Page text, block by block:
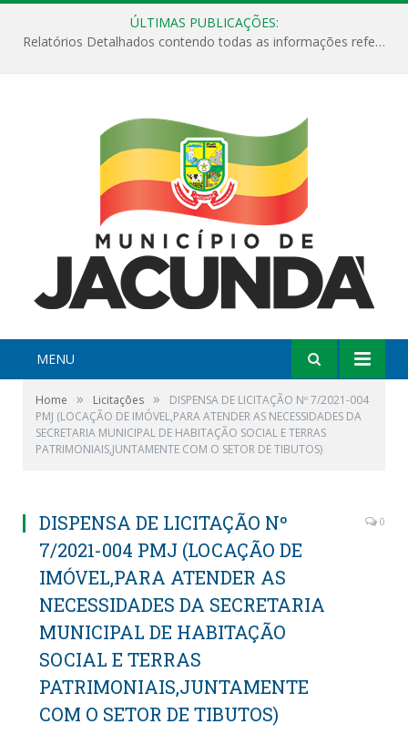
ÚLTIMAS PUBLICAÇÕES:
Relatórios Detalhados contendo todas as informações referentes a execução de recursos destinados ao fomento de projetos culturais no Município de Jacundá entre os anos de 2022 ao presente ano de 2026.
MENU
Home » Licitações »
DISPENSA DE LICITAÇÃO Nº 7/2021-004
PMJ (LOCAÇÃO DE IMÓVEL,PARA ATENDER AS NECESSIDADES DA
SECRETARIA MUNICIPAL DE HABITAÇÃO SOCIAL E TERRAS
PATRIMONIAIS,JUNTAMENTE COM O SETOR DE TIBUTOS)
DISPENSA DE LICITAÇÃO Nº
7/2021-004 PMJ (LOCAÇÃO DE
IMÓVEL,PARA ATENDER AS
NECESSIDADES DA SECRETARIA
MUNICIPAL DE HABITAÇÃO
SOCIAL E TERRAS
PATRIMONIAIS,JUNTAMENTE
COM O SETOR DE TIBUTOS)
0